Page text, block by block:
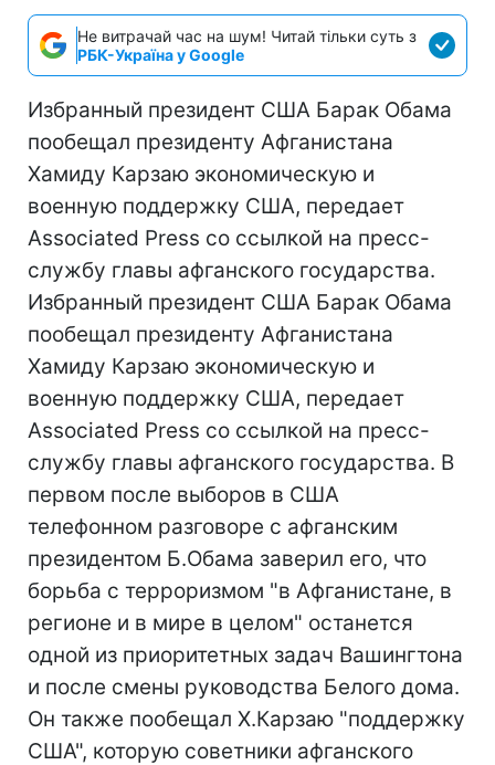
Не витрачай час на шум! Читай тільки суть з
РБК-Україна у Google
Избранный президент США Барак Обама
пообещал президенту Афганистана
Хамиду Карзаю экономическую и
военную поддержку США, передает
Associated Press со ссылкой на пресс-
службу главы афганского государства.
Избранный президент США Барак Обама
пообещал президенту Афганистана
Хамиду Карзаю экономическую и
военную поддержку США, передает
Associated Press со ссылкой на пресс-
службу главы афганского государства. В
первом после выборов в США
телефонном разговоре с афганским
президентом Б.Обама заверил его, что
борьба с терроризмом "в Афганистане, в
регионе и в мире в целом" останется
одной из приоритетных задач Вашингтона
и после смены руководства Белого дома.
Он также пообещал Х.Карзаю "поддержку
США", которую советники афганского